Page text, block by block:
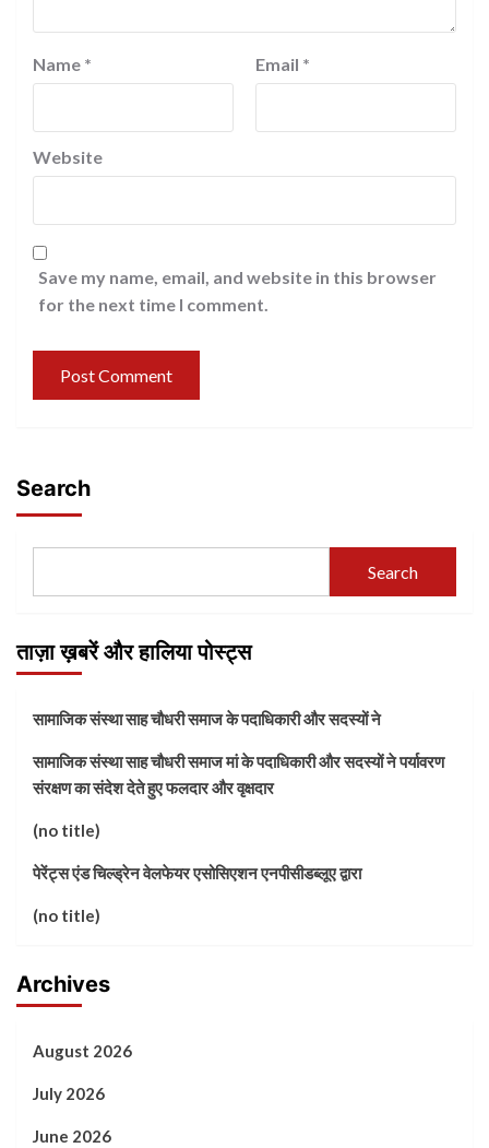
Name * Email *
Website
Save my name, email, and website in this browser
for the next time I comment.
Search
Search
ताज़ा ख़बरें और हालिया पोस्ट्स
सामाजिक संस्था साह चौधरी समाज के पदाधिकारी और सदस्यों ने
सामाजिक संस्था साह चौधरी समाज मां के पदाधिकारी और सदस्यों ने पर्यावरण
संरक्षण का संदेश देते हुए फलदार और वृक्षदार
(no title)
पेरेंट्स एंड चिल्ड्रेन वेलफेयर एसोसिएशन एनपीसीडब्लूए द्वारा
(no title)
Archives
August 2026
July 2026
June 2026